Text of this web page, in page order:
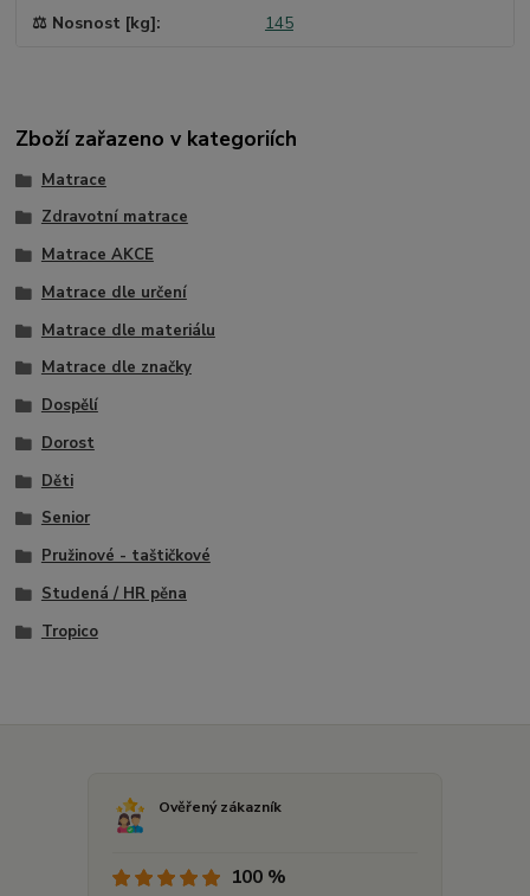
⚖️ Nosnost [kg] 145
Zboží zařazeno v kategoriích
Matrace
Zdravotní matrace
Matrace AKCE
Matrace dle určení
Matrace dle materiálu
Matrace dle značky
Dospělí
Dorost
Děti
Senior
Pružinové - taštičkové
Studená / HR pěna
Tropico
Ověřený zákazník
100 %